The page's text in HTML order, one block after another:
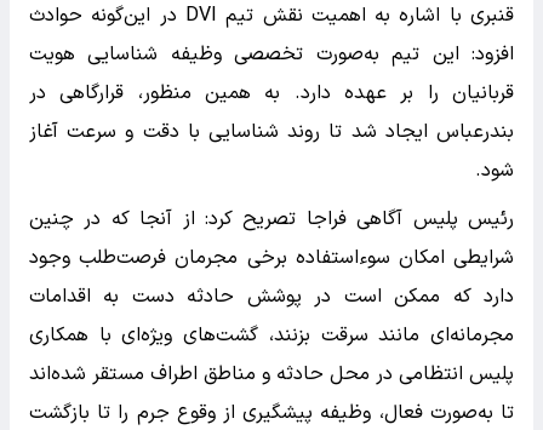
قنبری با اشاره به اهمیت نقش تیم DVI در این‌گونه حوادث
افزود: این تیم به‌صورت تخصصی وظیفه شناسایی هویت
قربانیان را بر عهده دارد. به همین منظور، قرارگاهی در
بندرعباس ایجاد شد تا روند شناسایی با دقت و سرعت آغاز
شود.
رئیس پلیس آگاهی فراجا تصریح کرد: از آنجا که در چنین
شرایطی امکان سوء‌استفاده برخی مجرمان فرصت‌طلب وجود
دارد که ممکن است در پوشش حادثه دست به اقدامات
مجرمانه‌ای مانند سرقت بزنند، گشت‌های ویژه‌ای با همکاری
پلیس انتظامی در محل حادثه و مناطق اطراف مستقر شده‌اند
تا به‌صورت فعال، وظیفه پیشگیری از وقوع جرم را تا بازگشت